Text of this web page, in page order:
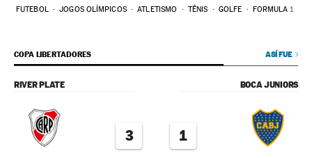
FUTEBOL JOGOS OLÍMPICOS ATLETISMO TÊNIS GOLFE FORMULA 1
COPA LIBERTADORES ASÍ FUE
RIVER PLATE
3 1
BOCA JUNIORS